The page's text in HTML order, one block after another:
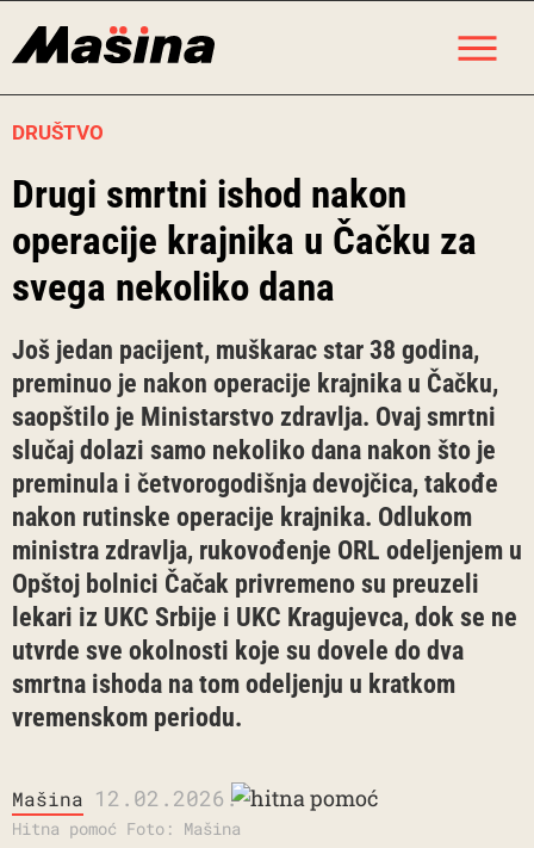
DRUŠTVO
Drugi smrtni ishod nakon
operacije krajnika u Čačku za
svega nekoliko dana
Još jedan pacijent, muškarac star 38 godina,
preminuo je nakon operacije krajnika u Čačku,
saopštilo je Ministarstvo zdravlja. Ovaj smrtni
slučaj dolazi samo nekoliko dana nakon što je
preminula i četvorogodišnja devojčica, takođe
nakon rutinske operacije krajnika. Odlukom
ministra zdravlja, rukovođenje ORL odeljenjem u
Opštoj bolnici Čačak privremeno su preuzeli
lekari iz UKC Srbije i UKC Kragujevca, dok se ne
utvrde sve okolnosti koje su dovele do dva
smrtna ishoda na tom odeljenju u kratkom
vremenskom periodu.
Mašina 12.02.2026.
Hitna pomoć Foto: Mašina